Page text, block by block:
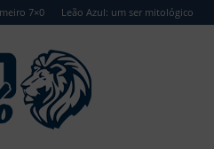
7×0 Leão Azul: um ser mitológico